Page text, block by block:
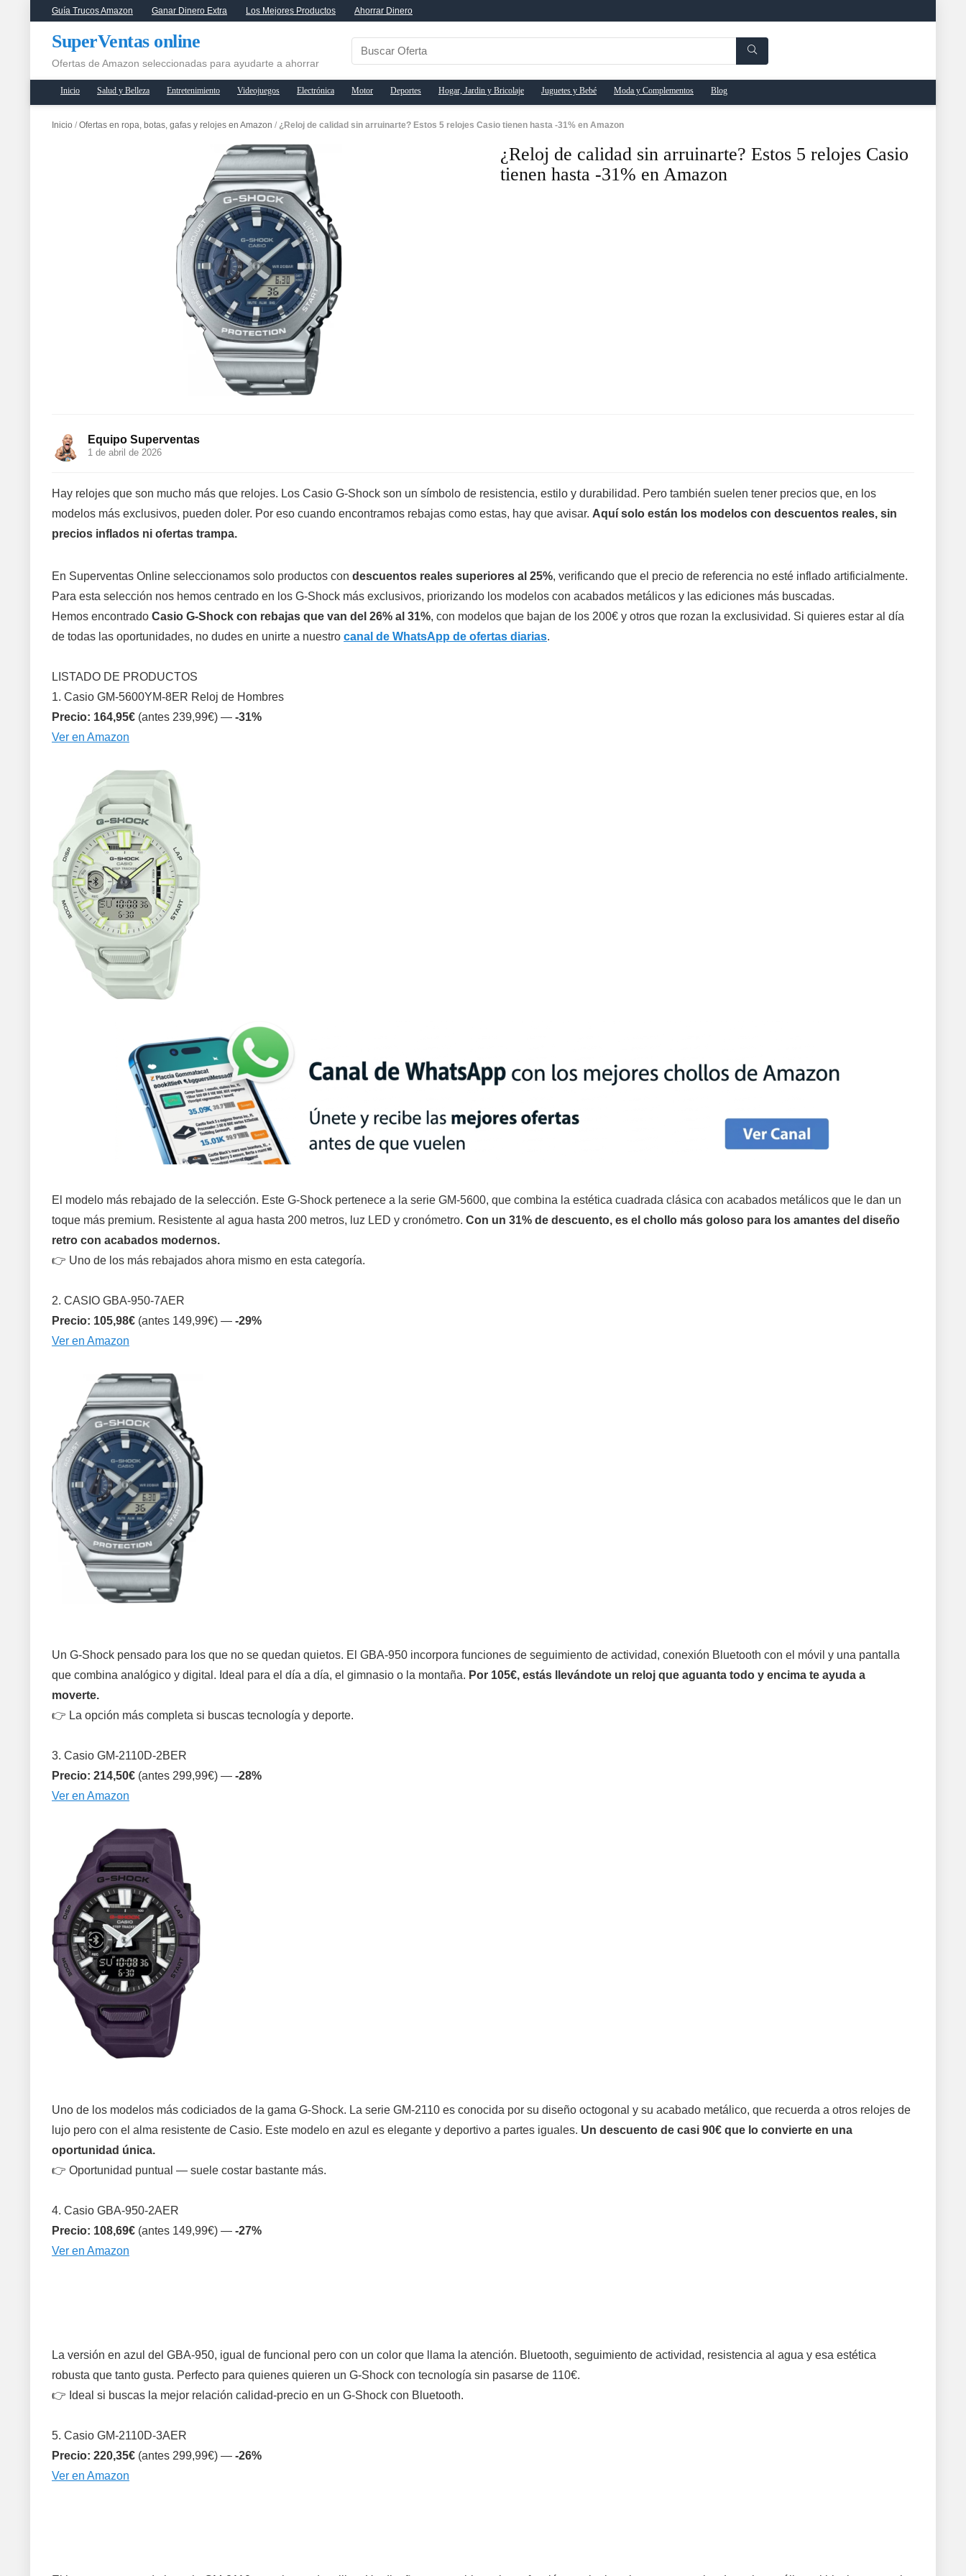
Guía Trucos Amazon Ganar Dinero Extra Los Mejores Productos Ahorrar Dinero
SuperVentas online
Ofertas de Amazon seleccionadas para ayudarte a ahorrar
Inicio Salud y Belleza Entretenimiento Videojuegos Electrónica Motor Deportes Hogar, Jardin y Bricolaje Juguetes y Bebé Moda y Complementos Blog
Inicio / Ofertas en ropa, botas, gafas y relojes en Amazon / ¿Reloj de calidad sin arruinarte? Estos 5 relojes Casio tienen hasta -31% en Amazon
¿Reloj de calidad sin arruinarte? Estos 5 relojes Casio
tienen hasta -31% en Amazon
Equipo Superventas
1 de abril de 2026
Hay relojes que son mucho más que relojes. Los Casio G-Shock son un símbolo de resistencia, estilo y durabilidad. Pero también suelen tener precios que, en los
modelos más exclusivos, pueden doler. Por eso cuando encontramos rebajas como estas, hay que avisar. Aquí solo están los modelos con descuentos reales, sin
precios inflados ni ofertas trampa.
En Superventas Online seleccionamos solo productos con descuentos reales superiores al 25%, verificando que el precio de referencia no esté inflado artificialmente.
Para esta selección nos hemos centrado en los G-Shock más exclusivos, priorizando los modelos con acabados metálicos y las ediciones más buscadas.
Hemos encontrado Casio G-Shock con rebajas que van del 26% al 31%, con modelos que bajan de los 200€ y otros que rozan la exclusividad. Si quieres estar al día
de todas las oportunidades, no dudes en unirte a nuestro canal de WhatsApp de ofertas diarias.
LISTADO DE PRODUCTOS
1. Casio GM-5600YM-8ER Reloj de Hombres
Precio: 164,95€ (antes 239,99€) — -31%
Ver en Amazon
El modelo más rebajado de la selección. Este G-Shock pertenece a la serie GM-5600, que combina la estética cuadrada clásica con acabados metálicos que le dan un
toque más premium. Resistente al agua hasta 200 metros, luz LED y cronómetro. Con un 31% de descuento, es el chollo más goloso para los amantes del diseño
retro con acabados modernos.
👉 Uno de los más rebajados ahora mismo en esta categoría.
2. CASIO GBA-950-7AER
Precio: 105,98€ (antes 149,99€) — -29%
Ver en Amazon
Un G-Shock pensado para los que no se quedan quietos. El GBA-950 incorpora funciones de seguimiento de actividad, conexión Bluetooth con el móvil y una pantalla
que combina analógico y digital. Ideal para el día a día, el gimnasio o la montaña. Por 105€, estás llevándote un reloj que aguanta todo y encima te ayuda a
moverte.
👉 La opción más completa si buscas tecnología y deporte.
3. Casio GM-2110D-2BER
Precio: 214,50€ (antes 299,99€) — -28%
Ver en Amazon
Uno de los modelos más codiciados de la gama G-Shock. La serie GM-2110 es conocida por su diseño octogonal y su acabado metálico, que recuerda a otros relojes de
lujo pero con el alma resistente de Casio. Este modelo en azul es elegante y deportivo a partes iguales. Un descuento de casi 90€ que lo convierte en una
oportunidad única.
👉 Oportunidad puntual — suele costar bastante más.
4. Casio GBA-950-2AER
Precio: 108,69€ (antes 149,99€) — -27%
Ver en Amazon
La versión en azul del GBA-950, igual de funcional pero con un color que llama la atención. Bluetooth, seguimiento de actividad, resistencia al agua y esa estética
robusta que tanto gusta. Perfecto para quienes quieren un G-Shock con tecnología sin pasarse de 110€.
👉 Ideal si buscas la mejor relación calidad-precio en un G-Shock con Bluetooth.
5. Casio GM-2110D-3AER
Precio: 220,35€ (antes 299,99€) — -26%
Ver en Amazon